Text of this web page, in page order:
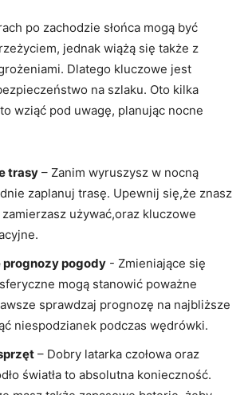
po ‌zachodzie słońca ⁢mogą być
jednak wiążą ⁢się także z
Dlatego kluczowe⁤ jest
na szlaku. Oto kilka
wziąć pod uwagę, planując nocne
trasy – Zanim wyruszysz ⁣w nocną
zaplanuj ⁢trasę. Upewnij się,że znasz
używać,oraz kluczowe
pogody ‌- Zmieniające się
mogą stanowić poważne
sprawdzaj prognozę na najbliższe
niespodzianek podczas wędrówki.
– Dobry latarka czołowa oraz
światła ⁣to absolutna konieczność.